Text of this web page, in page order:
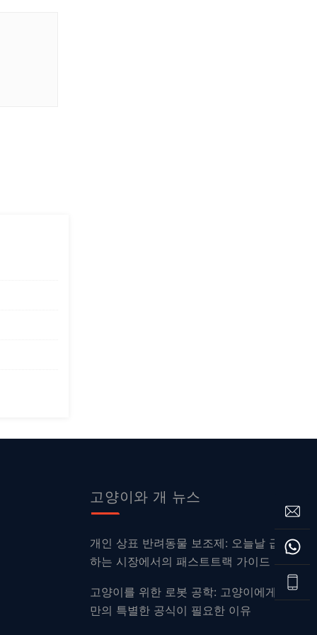
고양이와 개 뉴스
개인 상표 반려동물 보조제: 오늘날 급성장
하는 시장에서의 패스트트랙 가이드
고양이를 위한 로봇 공학: 고양이에게 그들
만의 특별한 공식이 필요한 이유